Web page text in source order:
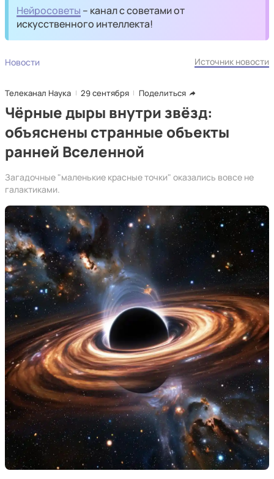
Нейросоветы – канал с советами от
искусственного интеллекта!
Новости Источник новости
Телеканал Наука 29 сентября Поделиться
Чёрные дыры внутри звёзд:
объяснены странные объекты
ранней Вселенной
Загадочные "маленькие красные точки" оказались вовсе не
галактиками.